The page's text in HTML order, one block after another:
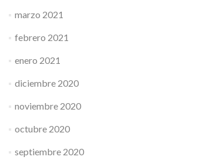
marzo 2021
febrero 2021
enero 2021
diciembre 2020
noviembre 2020
octubre 2020
septiembre 2020